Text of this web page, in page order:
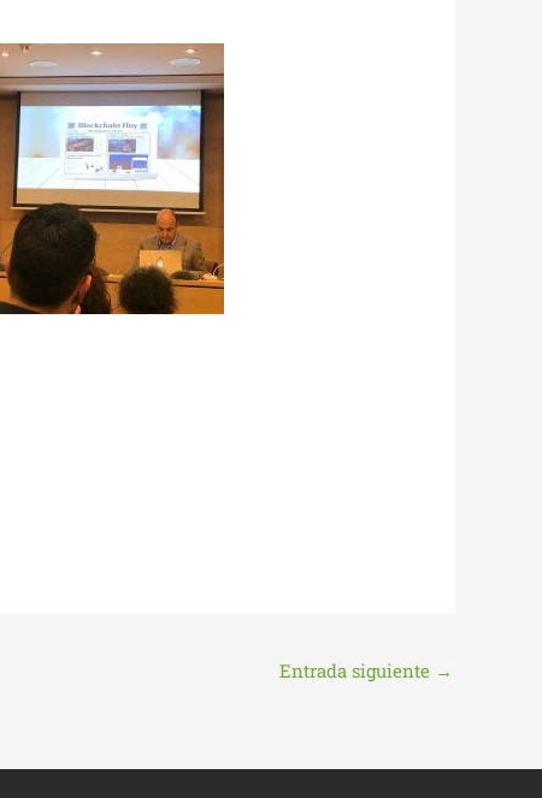
Entrada siguiente →